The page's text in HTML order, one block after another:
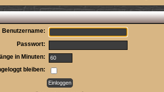
Benutzername:
Passwort:
in Minuten:
bleiben: